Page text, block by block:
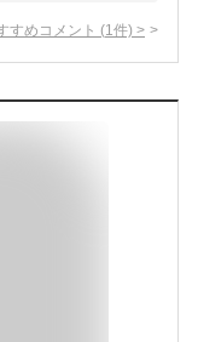
すめコメント (1 件) >